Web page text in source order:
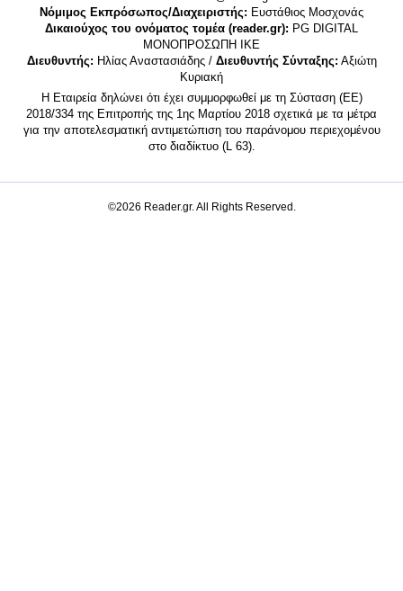
Νόμιμος Εκπρόσωπος/Διαχειριστής: Ευστάθιος Μοσχονάς
Δικαιούχος του ονόματος τομέα (reader.gr): PG DIGITAL
MONΟΠΡΟΣΩΠΗ ΙΚΕ
Διευθυντής: Ηλίας Αναστασιάδης / Διευθυντής Σύνταξης: Αξιώτη
Κυριακή
Η Εταιρεία δηλώνει ότι έχει συμμορφωθεί με τη Σύσταση (ΕΕ)
2018/334 της Επιτροπής της 1ης Μαρτίου 2018 σχετικά με τα μέτρα
για την αποτελεσματική αντιμετώπιση του παράνομου περιεχομένου
στο διαδίκτυο (L 63).
©2026 Reader.gr. All Rights Reserved.